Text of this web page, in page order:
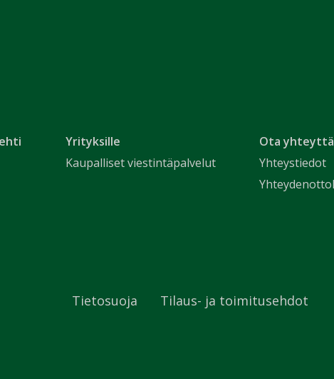
Yrityksille
Kaupalliset viestintäpalvelut
Ota yhteyttä
Yhteystiedot
Tietosuoja Tilaus- ja toimitusehdot